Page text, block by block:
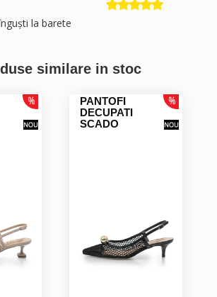
la barete
ca am făcut retur pt schimbare de
sa.i încalt!
similare in stoc
PANTOFI
DECUPATI
SCADO